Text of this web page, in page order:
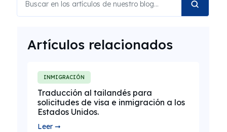
Artículos relacionados
INMIGRACIÓN
Traducción al tailandés para
solicitudes de visa e inmigración a los
Estados Unidos.
Leer ➞